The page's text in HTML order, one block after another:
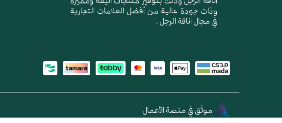
وذات جودة عالية من أفضل العلامات التجارية
في مجال أناقة الرجل .
موثّق في منصة الأعمال